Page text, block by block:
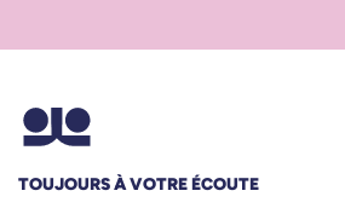
TOUJOURS À VOTRE ÉCOUTE